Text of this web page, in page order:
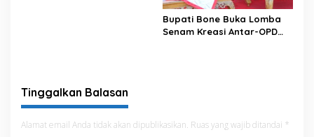
Bupati Bone Buka Lomba
Senam Kreasi Antar-OPD
Tinggalkan Balasan
Alamat email Anda tidak akan dipublikasikan. Ruas yang wajib ditandai *